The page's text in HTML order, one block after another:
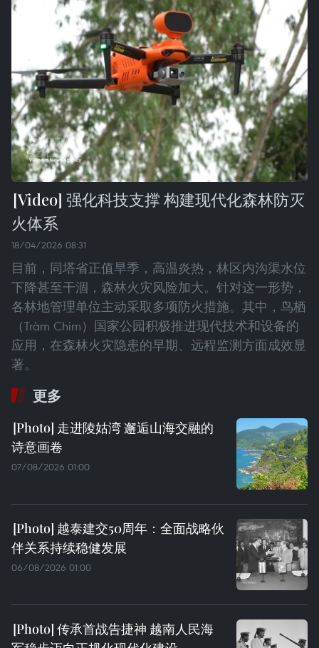
强化科技支撑 构建现代化森林防灭
火体系
18/04/2026 08:31
目前，同塔省正值旱季，高温炎热，林区内沟渠水位
下降甚至干涸，森林火灾风险加大。针对这一形势，
各林地管理单位主动采取多项防火措施。其中，鸟栖
（Tràm Chim）国家公园积极推进现代技术和设备的
应用，在森林火灾隐患的早期、远程监测方面成效显
著。
更多
走进陵姑湾 邂逅山海交融的
诗意画卷
07/08/2026 01:00
越泰建交50周年：全面战略伙
伴关系持续稳健发展
06/08/2026 01:00
传承首战告捷神 越南人民海